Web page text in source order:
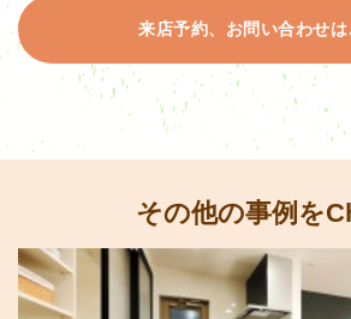
来店予約、お問い合わせは
その他の事例を